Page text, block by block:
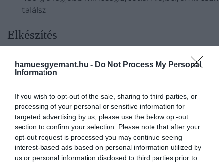
hamuesgyemant.hu - Do Not Process My Personal
Information
If you wish to opt-out of the sale, sharing to third parties, or
processing of your personal or sensitive information for
targeted advertising by us, please use the below opt-out
section to confirm your selection. Please note that after your
opt-out request is processed you may continue seeing
interest-based ads based on personal information utilized by
us or personal information disclosed to third parties prior to
találsz
​Elkészítés